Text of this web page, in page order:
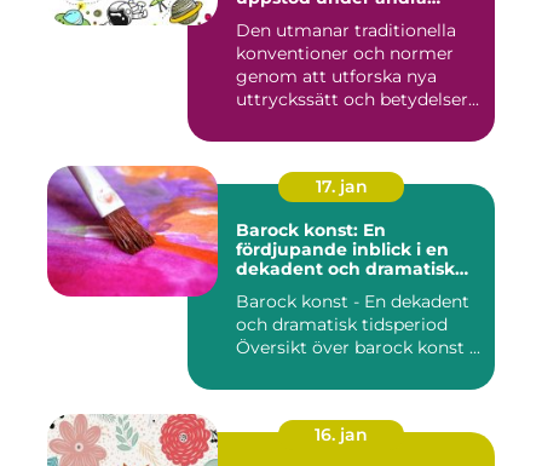
fortsätter att påverka
samtida konstvärlden
Den utmanar traditionella
konventioner och normer
genom att utforska nya
uttryckssätt och betydelser...
17. jan
Barock konst: En
fördjupande inblick i en
dekadent och dramatisk
Barock konst - En dekadent
och dramatisk tidsperiod
Översikt över barock konst ...
16. jan